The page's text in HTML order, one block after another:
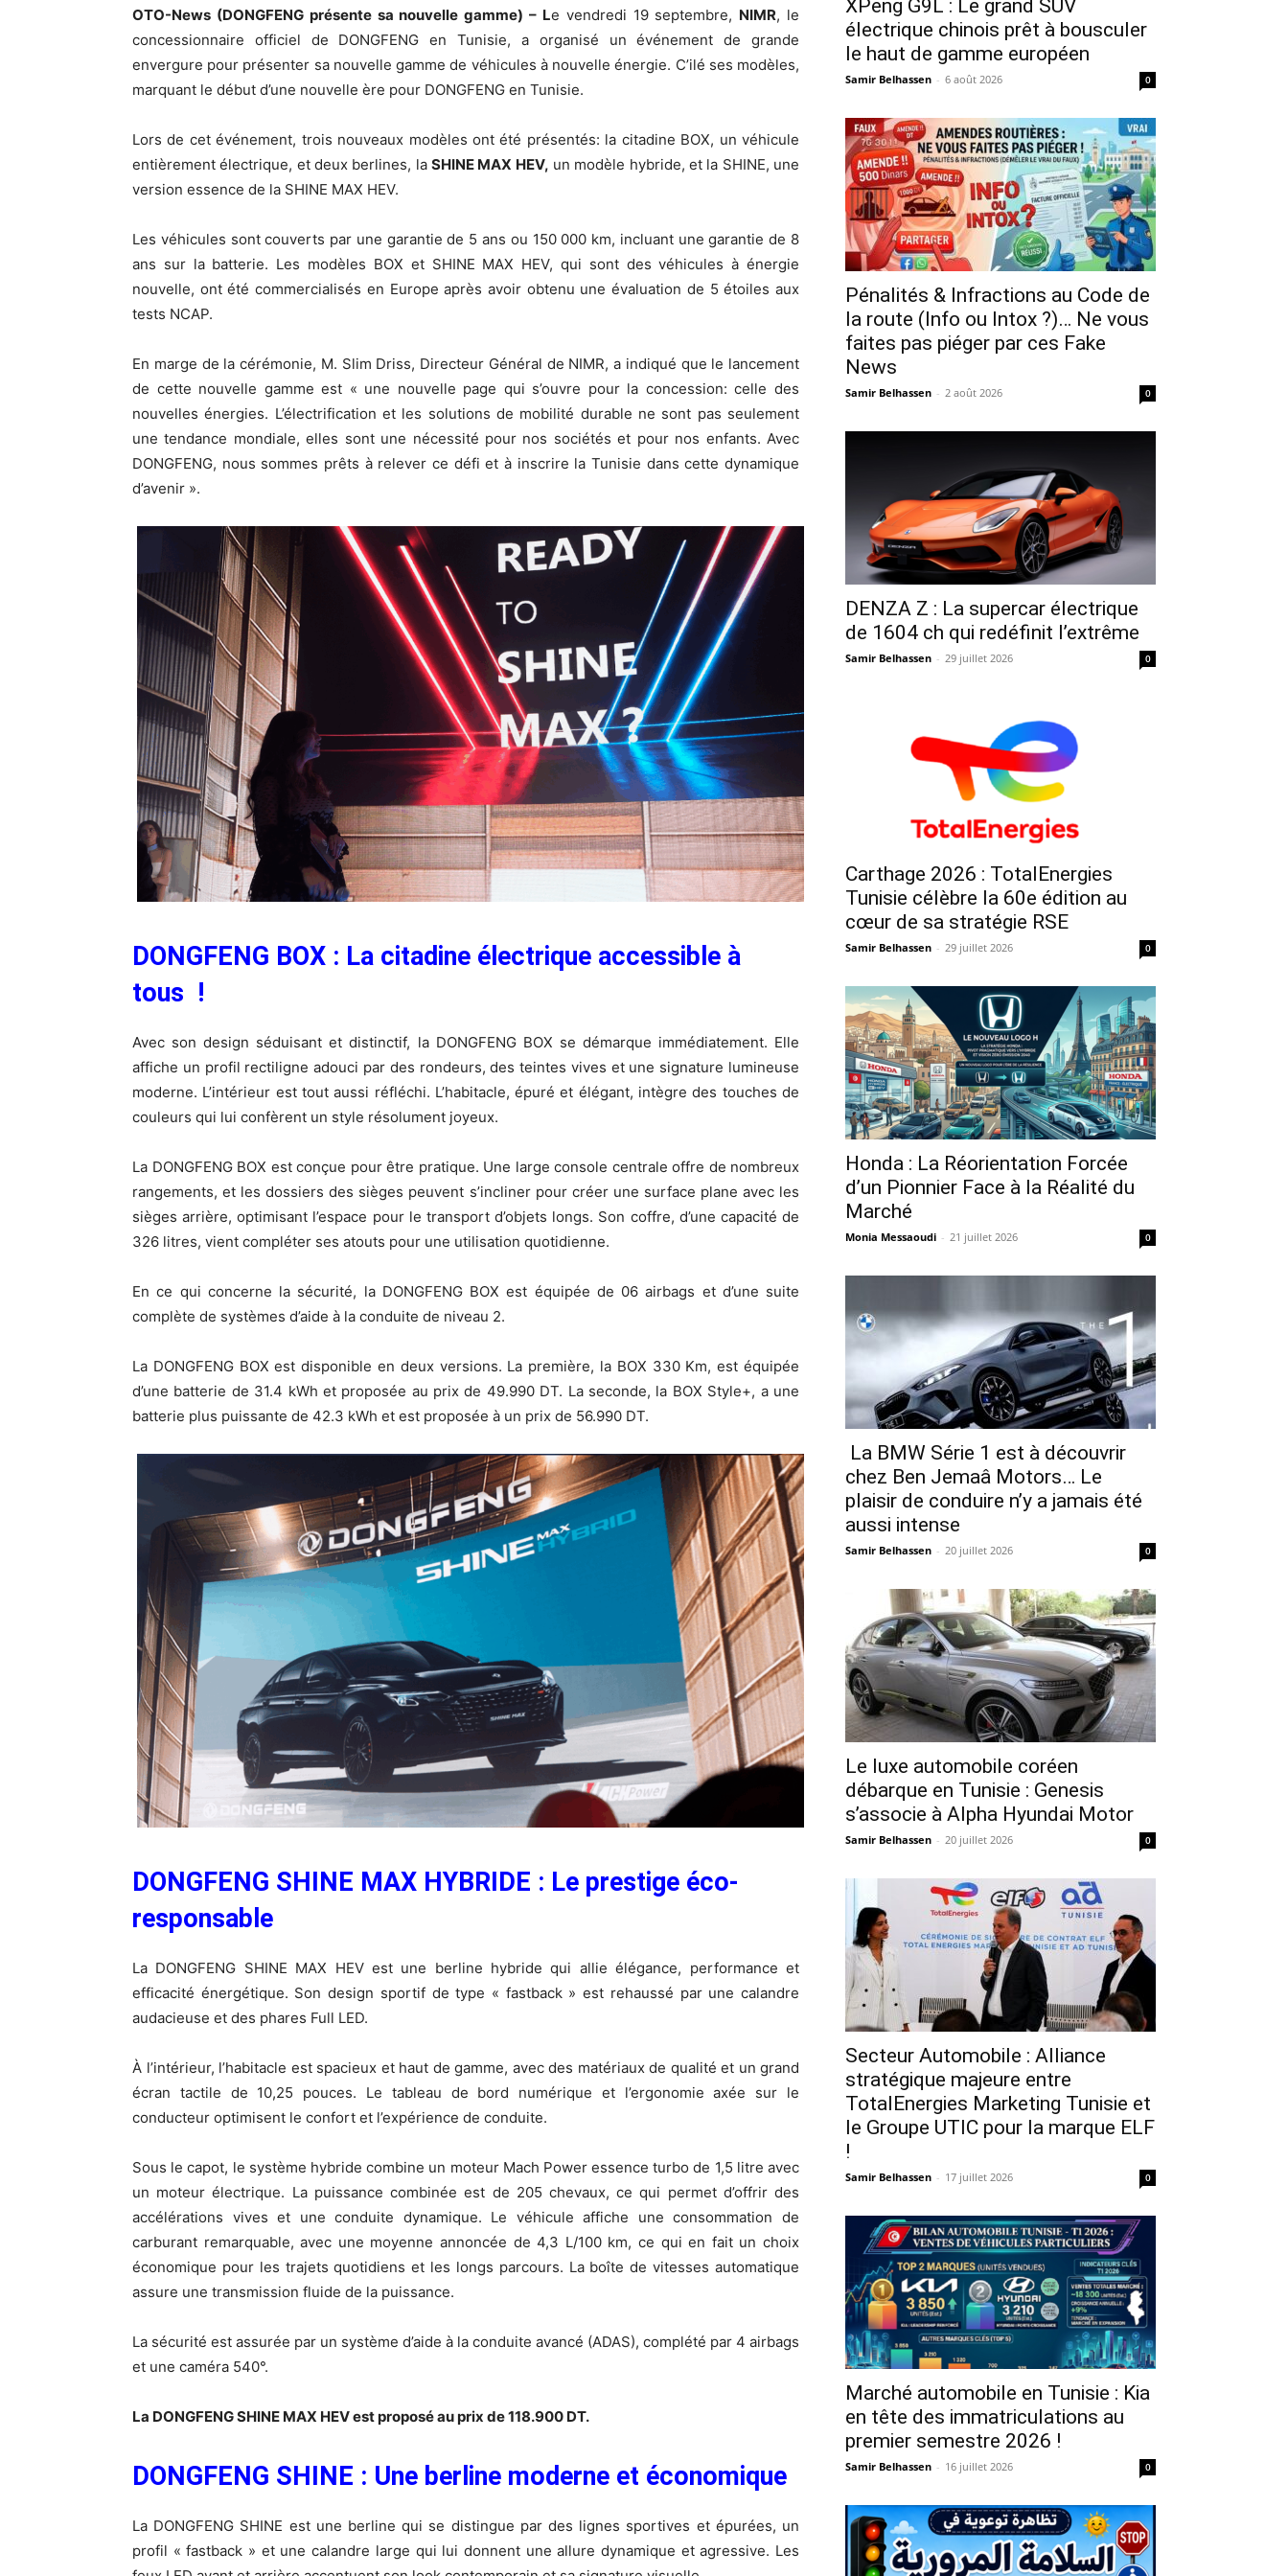
OTO-News (DONGFENG présente sa nouvelle gamme) – Le vendredi 19 septembre, NIMR, le
concessionnaire officiel de DONGFENG en Tunisie, a organisé un événement de grande
envergure pour présenter sa nouvelle gamme de véhicules à nouvelle énergie. C’ilé ses modèles,
marquant le début d’une nouvelle ère pour DONGFENG en Tunisie.
Lors de cet événement, trois nouveaux modèles ont été présentés: la citadine BOX, un véhicule
entièrement électrique, et deux berlines, la SHINE MAX HEV, un modèle hybride, et la SHINE, une
version essence de la SHINE MAX HEV.
Les véhicules sont couverts par une garantie de 5 ans ou 150 000 km, incluant une garantie de 8
ans sur la batterie. Les modèles BOX et SHINE MAX HEV, qui sont des véhicules à énergie
nouvelle, ont été commercialisés en Europe après avoir obtenu une évaluation de 5 étoiles aux
tests NCAP.
En marge de la cérémonie, M. Slim Driss, Directeur Général de NIMR, a indiqué que le lancement
de cette nouvelle gamme est « une nouvelle page qui s’ouvre pour la concession: celle des
nouvelles énergies. L’électrification et les solutions de mobilité durable ne sont pas seulement
une tendance mondiale, elles sont une nécessité pour nos sociétés et pour nos enfants. Avec
DONGFENG, nous sommes prêts à relever ce défi et à inscrire la Tunisie dans cette dynamique
d’avenir ».
DONGFENG BOX : La citadine électrique accessible à
tous !
Avec son design séduisant et distinctif, la DONGFENG BOX se démarque immédiatement. Elle
affiche un profil rectiligne adouci par des rondeurs, des teintes vives et une signature lumineuse
moderne. L’intérieur est tout aussi réfléchi. L’habitacle, épuré et élégant, intègre des touches de
couleurs qui lui confèrent un style résolument joyeux.
La DONGFENG BOX est conçue pour être pratique. Une large console centrale offre de nombreux
rangements, et les dossiers des sièges peuvent s’incliner pour créer une surface plane avec les
sièges arrière, optimisant l’espace pour le transport d’objets longs. Son coffre, d’une capacité de
326 litres, vient compléter ses atouts pour une utilisation quotidienne.
En ce qui concerne la sécurité, la DONGFENG BOX est équipée de 06 airbags et d’une suite
complète de systèmes d’aide à la conduite de niveau 2.
La DONGFENG BOX est disponible en deux versions. La première, la BOX 330 Km, est équipée
d’une batterie de 31.4 kWh et proposée au prix de 49.990 DT. La seconde, la BOX Style+, a une
batterie plus puissante de 42.3 kWh et est proposée à un prix de 56.990 DT.
DONGFENG SHINE MAX HYBRIDE : Le prestige éco-
responsable
La DONGFENG SHINE MAX HEV est une berline hybride qui allie élégance, performance et
efficacité énergétique. Son design sportif de type « fastback » est rehaussé par une calandre
audacieuse et des phares Full LED.
À l’intérieur, l’habitacle est spacieux et haut de gamme, avec des matériaux de qualité et un grand
écran tactile de 10,25 pouces. Le tableau de bord numérique et l’ergonomie axée sur le
conducteur optimisent le confort et l’expérience de conduite.
Sous le capot, le système hybride combine un moteur Mach Power essence turbo de 1,5 litre avec
un moteur électrique. La puissance combinée est de 205 chevaux, ce qui permet d’offrir des
accélérations vives et une conduite dynamique. Le véhicule affiche une consommation de
carburant remarquable, avec une moyenne annoncée de 4,3 L/100 km, ce qui en fait un choix
économique pour les trajets quotidiens et les longs parcours. La boîte de vitesses automatique
assure une transmission fluide de la puissance.
La sécurité est assurée par un système d’aide à la conduite avancé (ADAS), complété par 4 airbags
et une caméra 540°.
La DONGFENG SHINE MAX HEV est proposé au prix de 118.900 DT.
DONGFENG SHINE : Une berline moderne et économique
La DONGFENG SHINE est une berline qui se distingue par des lignes sportives et épurées, un
profil « fastback » et une calandre large qui lui donnent une allure dynamique et agressive. Les
XPeng G9L : Le grand SUV
électrique chinois prêt à bousculer
le haut de gamme européen
Samir Belhassen - 6 août 2026 0
Pénalités & Infractions au Code de
la route (Info ou Intox ?)… Ne vous
faites pas piéger par ces Fake
News
Samir Belhassen - 2 août 2026 0
DENZA Z : La supercar électrique
de 1604 ch qui redéfinit l’extrême
Samir Belhassen - 29 juillet 2026 0
Carthage 2026 : TotalEnergies
Tunisie célèbre la 60e édition au
cœur de sa stratégie RSE
Samir Belhassen - 29 juillet 2026 0
Honda : La Réorientation Forcée
d’un Pionnier Face à la Réalité du
Marché
Monia Messaoudi - 21 juillet 2026 0
La BMW Série 1 est à découvrir
chez Ben Jemaâ Motors… Le
plaisir de conduire n’y a jamais été
aussi intense
Samir Belhassen - 20 juillet 2026 0
Le luxe automobile coréen
débarque en Tunisie : Genesis
s’associe à Alpha Hyundai Motor
Samir Belhassen - 20 juillet 2026 0
Secteur Automobile : Alliance
stratégique majeure entre
TotalEnergies Marketing Tunisie et
le Groupe UTIC pour la marque ELF
!
Samir Belhassen - 17 juillet 2026 0
Marché automobile en Tunisie : Kia
en tête des immatriculations au
premier semestre 2026 !
Samir Belhassen - 16 juillet 2026 0